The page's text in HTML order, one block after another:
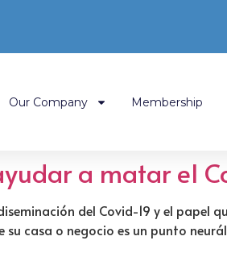
Our Company Membership
a matar el
del Covid-19 y el papel
casa o negocio es un punto